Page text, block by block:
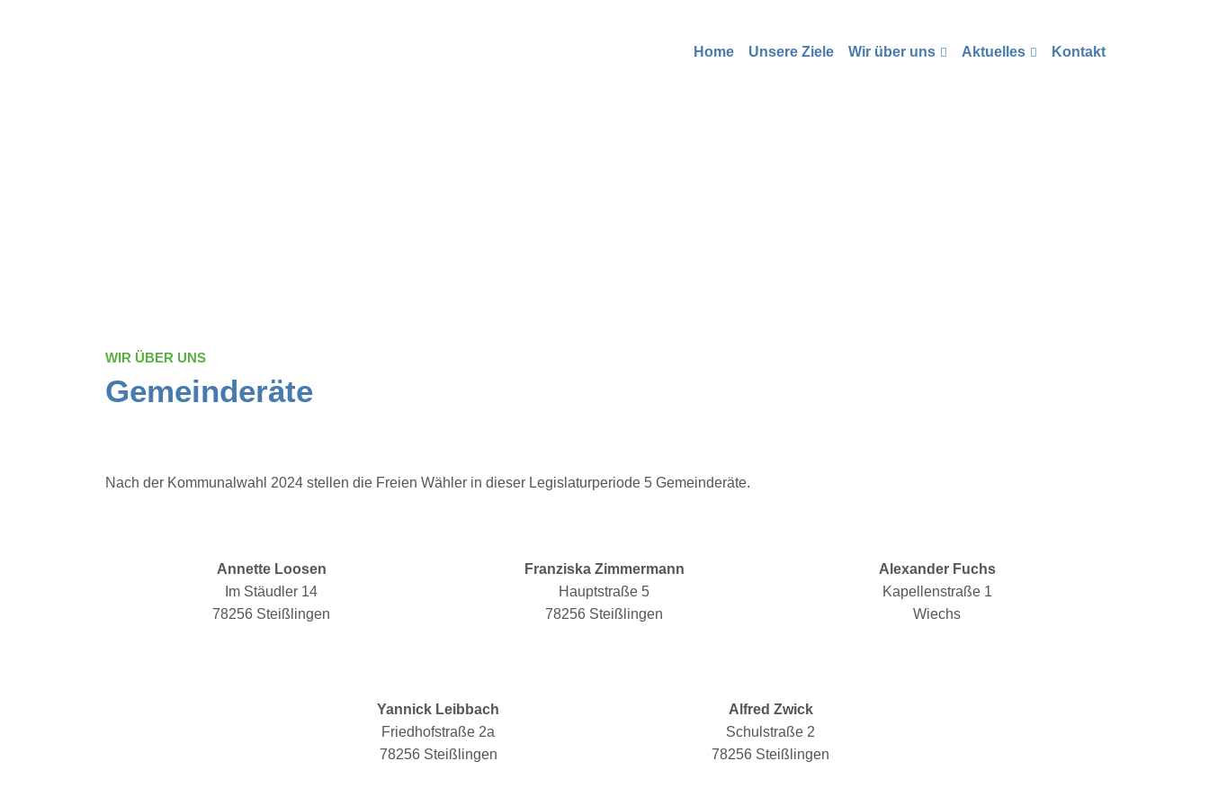
Home Unsere Ziele Wir über uns Aktuelles Kontakt
WIR ÜBER UNS
Gemeinderäte
Nach der Kommunalwahl 2024 stellen die Freien Wähler in dieser Legislaturperiode 5 Gemeinderäte.
Annette Loosen
Im Stäudler 14
78256 Steißlingen
Franziska Zimmermann
Hauptstraße 5
78256 Steißlingen
Alexander Fuchs
Kapellenstraße 1
Wiechs
Yannick Leibbach
Friedhofstraße 2a
78256 Steißlingen
Alfred Zwick
Schulstraße 2
78256 Steißlingen